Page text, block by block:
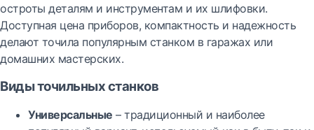
остроты деталям и инструментам и их шлифовки.
Доступная цена приборов, компактность и надежность
делают точила популярным станком в гаражах или
домашних мастерских.
Виды точильных станков
Универсальные – традиционный и наиболее